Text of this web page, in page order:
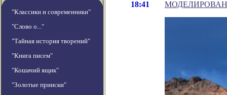
"Классики и современники"
"Слово о..."
"Тайная история творений"
"Книга писем"
"Кошачий ящик"
"Золотые прииски"
18:41